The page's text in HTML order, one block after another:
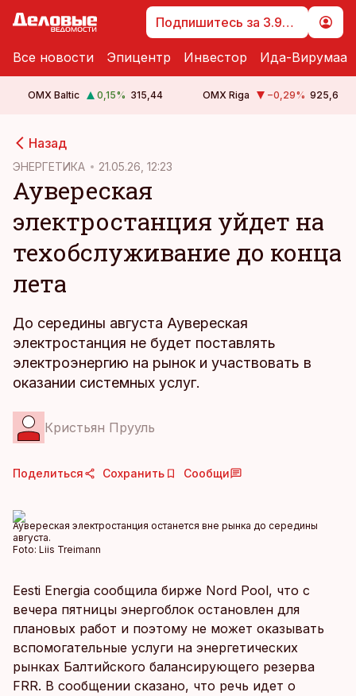
Подпишитесь за 3.99 €
Все новости Эпицентр Инвестор Ида-Вирумаа
OMX Baltic 0,15% 315,44 OMX Riga −0,29% 925,6
Назад
ЭНЕРГЕТИКА 21.05.26, 12:23
Аувереская
электростанция уйдет на
техобслуживание до конца
лета
До середины августа Аувереская
электростанция не будет поставлять
электроэнергию на рынок и участвовать в
оказании системных услуг.
Кристьян Прууль
Поделиться Сохранить Сообщи
Аувереская электростанция останется вне рынка до середины
августа.
Foto: Liis Treimann
Eesti Energia сообщила бирже Nord Pool, что с
вечера пятницы энергоблок остановлен для
плановых работ и поэтому не может оказывать
вспомогательные услуги на энергетических
рынках Балтийского балансирующего резерва
FRR. В сообщении сказано, что речь идет о